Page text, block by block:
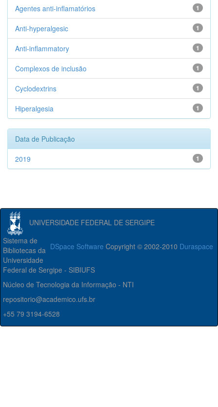
1
Agentes anti-inflamatórios
1
Anti-hyperalgesic
1
Anti-inflammatory
1
Complexos de inclusão
1
Cyclodextrins
1
Hiperalgesia
Data de Publicação
1
2019
UNIVERSIDADE FEDERAL DE SERGIPE
DSpace Software Copyright © 2002-2010 Duraspace
Sistema de
Bibliotecas da
Universidade
Federal de Sergipe - SIBIUFS
Núcleo de Tecnologia da Informação - NTI
repositorio@academico.ufs.br
+55 79 3194-6528